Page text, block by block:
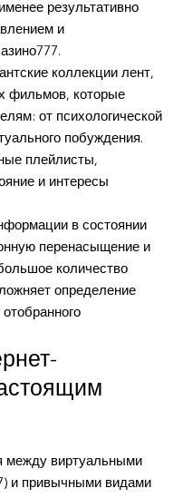
результативно
и
коллекции лент,
фильмов, которые
от психологической
побуждения.
плейлисты,
и интересы
в состоянии
перенасыщение и
количество
определение
между виртуальными
и привычными видами